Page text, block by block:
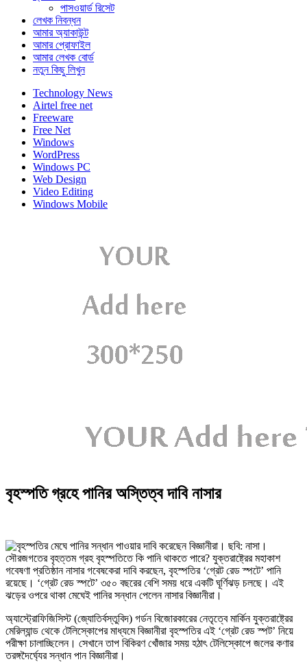
পাসওয়ার্ড রিসেট
লেখক নিবন্ধন
আমার অ্যাকাউন্ট
আমার প্রোফাইল
আমার লেখক বোর্ড
নতুন কিছু লিখুন
Technology News
Airtel free net
Freeware
Free Net
Windows
WordPress
Windows PC
Web Design
Video Editing
Windows Mobile
বৃহস্পতি গ্রহে পানির অস্তিত্ব দাবি নাসার
সৌরজগতের বৃহত্তম গ্রহ বৃহস্পতিতে কি পানি থাকতে পারে? যুক্তরাষ্ট্রের মহাকাশ
গবেষণা প্রতিষ্ঠান নাসার গবেষকেরা দাবি করছেন, বৃহস্পতির ‘গ্রেট রেড স্পটে’ পানি
রয়েছে। ‘গ্রেট রেড স্পটে’ ৩৫০ বছরের বেশি সময় ধরে একটি ঘূর্ণিঝড় চলছে। এই
ঝড়ের ওপরে থাকা মেঘেই পানির সন্ধান পেলেন নাসার বিজ্ঞানীরা।
অ্যাস্ট্রোফিজিসিস্ট (জ্যোতির্বস্তুবিদ) গর্ডন বিজোরকারের নেতৃত্বে মার্কিন যুক্তরাষ্ট্রের
মেরিল্যান্ড থেকে টেলিস্কোপের মাধ্যমে বিজ্ঞানীরা বৃহস্পতির এই ‘গ্রেট রেড স্পট’ নিয়ে
পরীক্ষা চালাচ্ছিলেন। সেখানে তাপ বিকিরণ খোঁজার সময় হঠাৎ টেলিস্কোপে জলের কণার
তরঙ্গদৈর্ঘ্যের সন্ধান পান বিজ্ঞানীরা।